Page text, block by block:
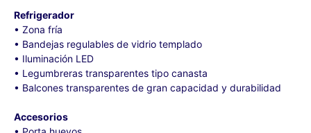
Refrigerador
• Zona fría
• Bandejas regulables de vidrio templado
• Iluminación LED
• Legumbreras transparentes tipo canasta
• Balcones transparentes de gran capacidad y durabilidad
Accesorios